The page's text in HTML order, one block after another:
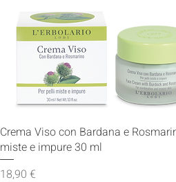
Vista rapida
Crema Viso con Bardana e
miste e impure 30 ml
Prezzo
18,90 €